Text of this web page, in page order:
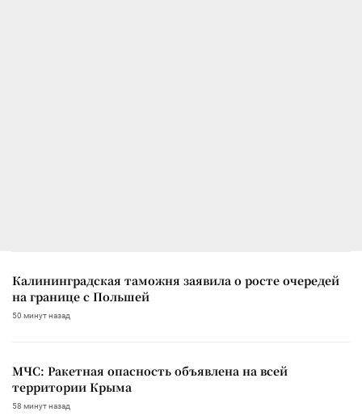
Калининградская таможня заявила о росте очередей
на границе с Польшей
50 минут назад
МЧС: Ракетная опасность объявлена на всей
территории Крыма
58 минут назад